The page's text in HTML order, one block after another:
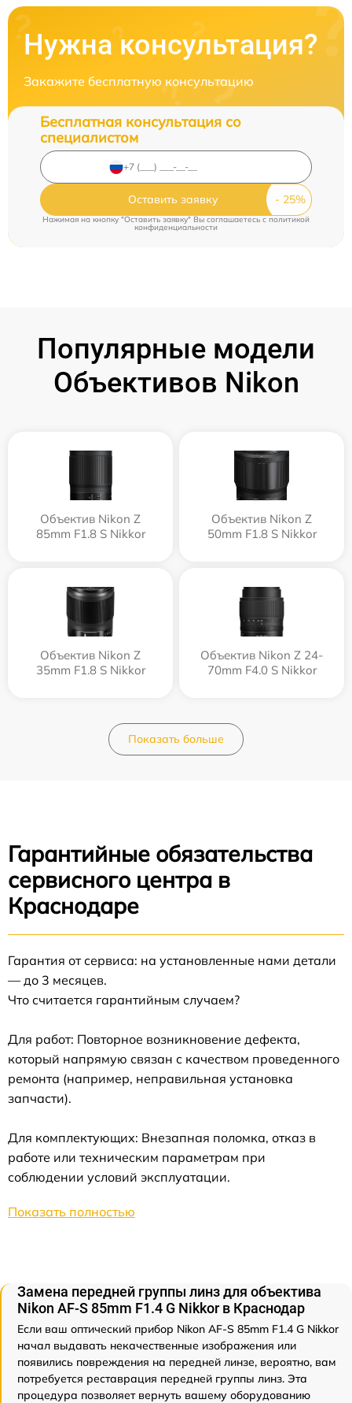
Нужна консультация?
Закажите бесплатную консультацию
Бесплатная консультация со
специалистом
Оставить заявку
Нажимая на кнопку "Оставить заявку" Вы соглашаетесь cполитикой
конфиденциальности
Популярные модели
Объективов Nikon
Объектив Nikon Z
85mm F1.8 S Nikkor
Объектив Nikon Z
50mm F1.8 S Nikkor
Объектив Nikon Z
35mm F1.8 S Nikkor
Объектив Nikon Z 24-
70mm F4.0 S Nikkor
Показать больше
Гарантийные обязательства
сервисного центра в
Краснодаре
Гарантия от сервиса: на установленные нами детали
— до 3 месяцев.
Что считается гарантийным случаем?
Для работ: Повторное возникновение дефекта,
который напрямую связан с качеством проведенного
ремонта (например, неправильная установка
запчасти).
Для комплектующих: Внезапная поломка, отказ в
работе или техническим параметрам при
соблюдении условий эксплуатации.
Показать полностью
Замена передней группы линз для объектива
Nikon AF-S 85mm F1.4 G Nikkor в Краснодар
Если ваш оптический прибор Nikon AF-S 85mm F1.4 G Nikkor
начал выдавать некачественные изображения или
появились повреждения на передней линзе, вероятно, вам
потребуется реставрация передней группы линз. Эта
процедура позволяет вернуть вашему оборудованию